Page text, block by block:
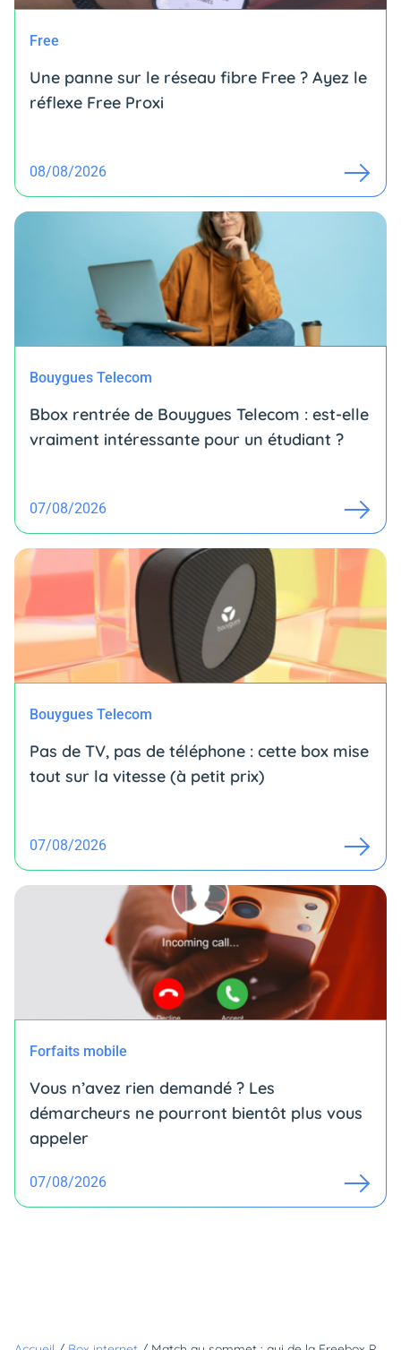
Free
Une panne sur le réseau fibre Free ? Ayez le
réflexe Free Proxi
08/08/2026
Bouygues Telecom
Bbox rentrée de Bouygues Telecom : est-elle
vraiment intéressante pour un étudiant ?
07/08/2026
Bouygues Telecom
Pas de TV, pas de téléphone : cette box mise
tout sur la vitesse (à petit prix)
07/08/2026
Forfaits mobile
Vous n’avez rien demandé ? Les
démarcheurs ne pourront bientôt plus vous
appeler
07/08/2026